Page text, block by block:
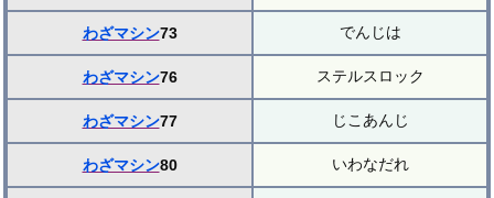
わざマシン73 でんじは
わざマシン76 ステルスロック
わざマシン77 じこあんじ
わざマシン80 いわなだれ